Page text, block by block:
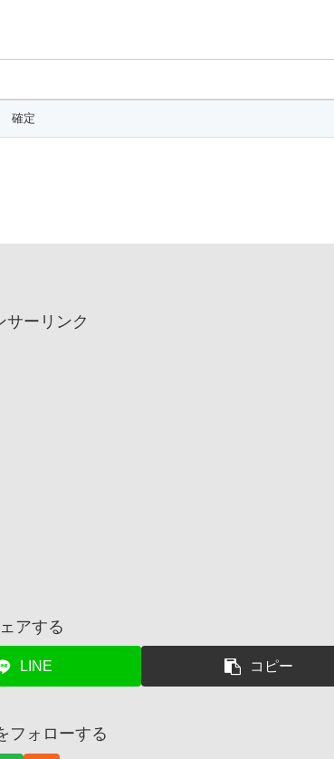
サーリンク
アする
LINE コピー
フォローする